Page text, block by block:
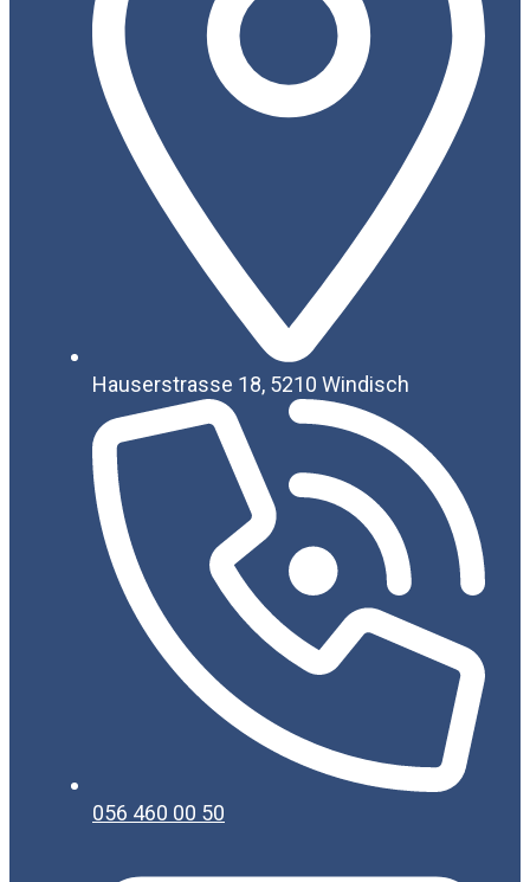
Hauserstrasse 18, 5210 Windisch
056 460 00 50